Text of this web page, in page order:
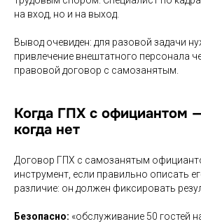
на вход, но и на выход.
Вывод очевиден: для разовой задачи
привлечение внештатного персонала
правовой договор с самозанятым.
Когда ГПХ с официантом
когда нет
Договор ГПХ с самозанятым
инструмент, если правильно описать
различие: он должен фиксировать
Безопасно: «обслуживание 50 гостей